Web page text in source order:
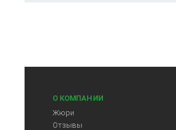
О КОМПАНИИ
Жюри
Отзывы